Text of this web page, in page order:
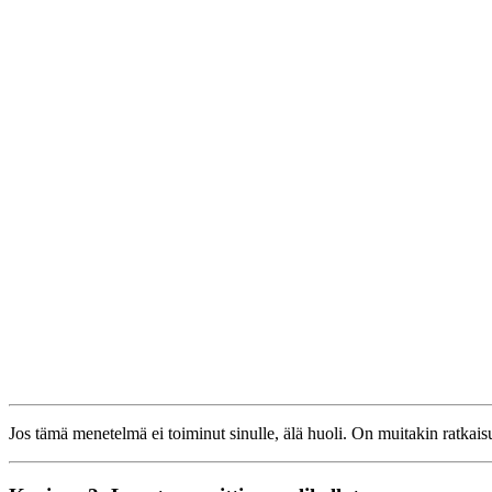
Jos tämä menetelmä ei toiminut sinulle, älä huoli. On muitakin